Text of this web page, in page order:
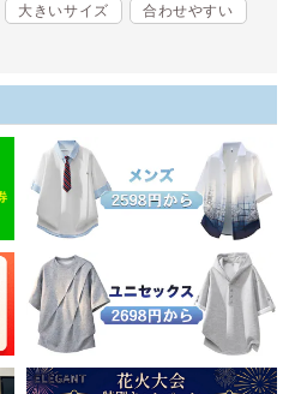
大きいサイズ
合わせやすい